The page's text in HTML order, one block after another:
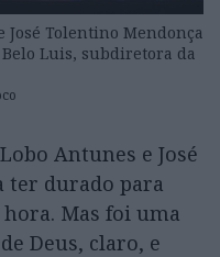
Tolentino Mendonça
Luis, subdiretora da
Antunes e José
ter durado para
Mas foi uma
Deus, claro, e